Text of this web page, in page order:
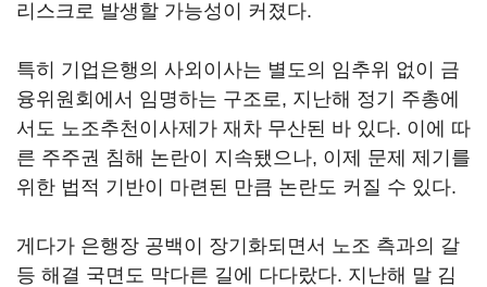
리스크로 발생할 가능성이 커졌다.
특히 기업은행의 사외이사는 별도의 임추위 없이 금
융위원회에서 임명하는 구조로, 지난해 정기 주총에
서도 노조추천이사제가 재차 무산된 바 있다. 이에 따
른 주주권 침해 논란이 지속됐으나, 이제 문제 제기를
위한 법적 기반이 마련된 만큼 논란도 커질 수 있다.
게다가 은행장 공백이 장기화되면서 노조 측과의 갈
등 해결 국면도 막다른 길에 다다랐다. 지난해 말 김